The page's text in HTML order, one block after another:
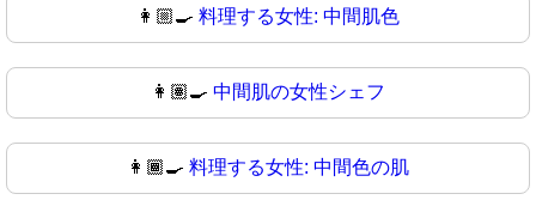
👩🏼‍🍳 料理する女性: 中間肌色
👩🏽‍🍳 中間肌の女性シェフ
👩🏾‍🍳 料理する女性: 中間色の肌